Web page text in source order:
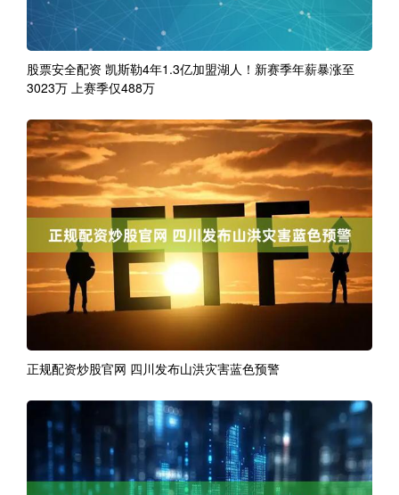
股票安全配资 凯斯勒4年1.3亿加盟湖人！新赛季年薪暴涨至
3023万 上赛季仅488万
正规配资炒股官网 四川发布山洪灾害蓝色预警